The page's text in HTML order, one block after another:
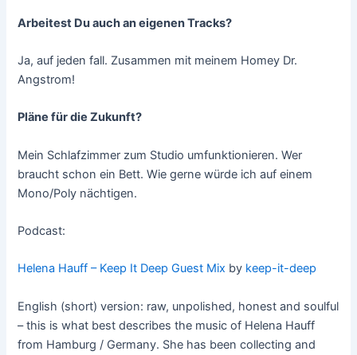
Arbeitest Du auch an eigenen Tracks?
Ja, auf jeden fall. Zusammen mit meinem Homey Dr.
Angstrom!
Pläne für die Zukunft?
Mein Schlafzimmer zum Studio umfunktionieren. Wer
braucht schon ein Bett. Wie gerne würde ich auf einem
Mono/Poly nächtigen.
Podcast:
Helena Hauff – Keep It Deep Guest Mix by keep-it-deep
English (short) version: raw, unpolished, honest and soulful
– this is what best describes the music of Helena Hauff
from Hamburg / Germany. She has been collecting and